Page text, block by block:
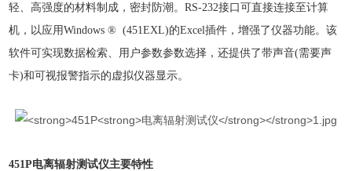
轻、高强度的材料制成，密封防潮。RS-232接口可直接连接至计算
机，以应用Windows ® (451EXL)的Excel插件，增强了仪器功能。该
软件可实现数据检索、用户参数参数选择，还提供了带声音(需要声
卡)和可视报警指示的虚拟仪器显示。
451P电离辐射测试仪主要特性